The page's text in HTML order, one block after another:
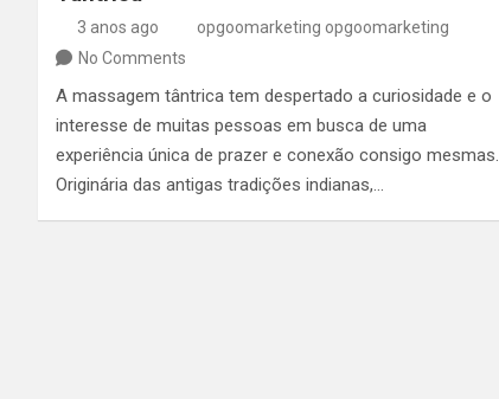
3 anos ago
opgoomarketing opgoomarketing
No Comments
A massagem tântrica tem despertado a curiosidade e o
interesse de muitas pessoas em busca de uma
experiência única de prazer e conexão consigo mesmas.
Originária das antigas tradições indianas,…